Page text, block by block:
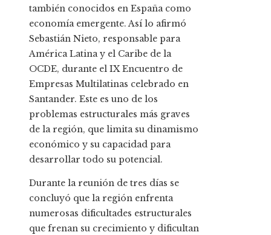
también conocidos en España como
economía emergente. Así lo afirmó
Sebastián Nieto, responsable para
América Latina y el Caribe de la
OCDE, durante el IX Encuentro de
Empresas Multilatinas celebrado en
Santander. Este es uno de los
problemas estructurales más graves
de la región, que limita su dinamismo
económico y su capacidad para
desarrollar todo su potencial.
Durante la reunión de tres días se
concluyó que la región enfrenta
numerosas dificultades estructurales
que frenan su crecimiento y dificultan